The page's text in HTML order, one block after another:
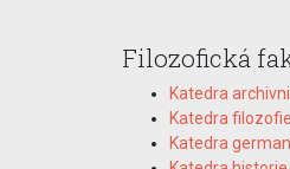
Filozofická
Katedra
Katedra
Katedra